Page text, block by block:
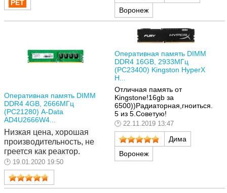
Воронеж
Оперативная память DIMM
DDR4 4GB, 2666МГц
(PC21280) A-Data
AD4U2666W4...
Низкая цена, хорошая
производительность, не
греется как реактор.
19.01.2020 19:50
Оперативная память DIMM
DDR4 16GB, 2933МГц
(PC23400) Kingston HyperX
H...
Отличная память от
Kingstone!16gb за
6500))Радиаторная,гноиться.
5 из 5.Советую!
22.11.2019 13:47
Дима
Воронеж